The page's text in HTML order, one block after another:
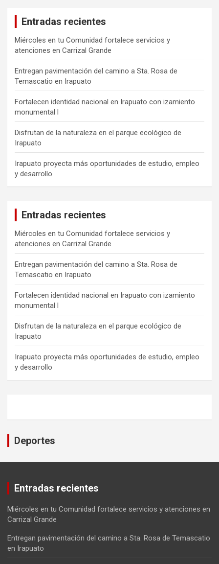
Entradas recientes
Miércoles en tu Comunidad fortalece servicios y
atenciones en Carrizal Grande
Entregan pavimentación del camino a Sta. Rosa de
Temascatio en Irapuato
Fortalecen identidad nacional en Irapuato con izamiento
monumental l
Disfrutan de la naturaleza en el parque ecológico de
Irapuato
Irapuato proyecta más oportunidades de estudio, empleo
y desarrollo
Entradas recientes
Miércoles en tu Comunidad fortalece servicios y
atenciones en Carrizal Grande
Entregan pavimentación del camino a Sta. Rosa de
Temascatio en Irapuato
Fortalecen identidad nacional en Irapuato con izamiento
monumental l
Disfrutan de la naturaleza en el parque ecológico de
Irapuato
Irapuato proyecta más oportunidades de estudio, empleo
y desarrollo
Deportes
Entradas recientes
Miércoles en tu Comunidad fortalece servicios y atenciones en
Carrizal Grande
Entregan pavimentación del camino a Sta. Rosa de Temascatio
en Irapuato